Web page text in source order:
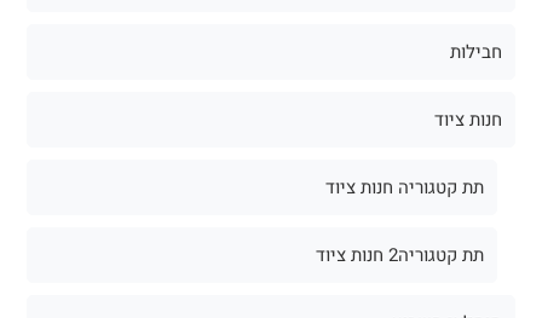
חבילות
חנות ציוד
תת קטגוריה חנות ציוד
תת קטגוריה2 חנות ציוד